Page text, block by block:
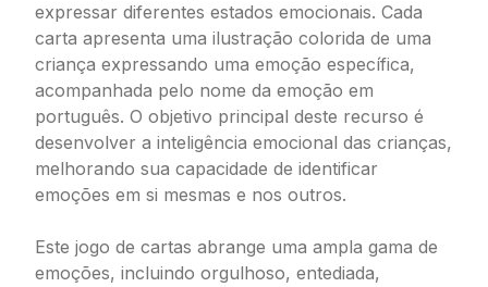
expressar diferentes estados emocionais. Cada
carta apresenta uma ilustração colorida de uma
criança expressando uma emoção específica,
acompanhada pelo nome da emoção em
português. O objetivo principal deste recurso é
desenvolver a inteligência emocional das crianças,
melhorando sua capacidade de identificar
emoções em si mesmas e nos outros.
Este jogo de cartas abrange uma ampla gama de
emoções, incluindo orgulhoso, entediada,